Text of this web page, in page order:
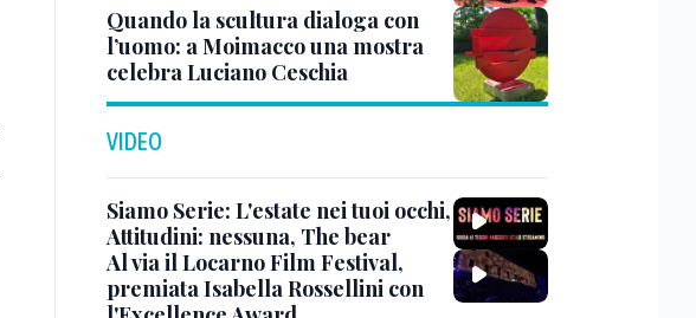
Quando la scultura dialoga con
l’uomo: a Moimacco una mostra
celebra Luciano Ceschia
VIDEO
Siamo Serie: L'estate nei tuoi occhi,
Attitudini: nessuna, The bear
Al via il Locarno Film Festival,
premiata Isabella Rossellini con